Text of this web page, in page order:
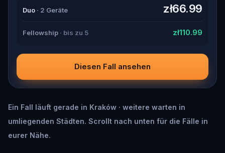
Duo · 2 Geräte zł66.99
Fellowship · bis zu 5 zł110.99
Diesen Fall ansehen
Ein Fall läuft gerade in Kraków · weitere warten in
umliegenden Städten. Scrollt nach unten für die Fälle in
eurer Nähe.